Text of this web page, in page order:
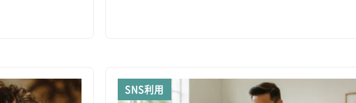
SNS利用